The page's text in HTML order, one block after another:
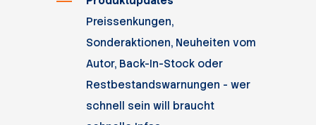
Preissenkungen,
Sonderaktionen, Neuheiten vom
Autor, Back-In-Stock oder
Restbestandswarnungen - wer
schnell sein will braucht